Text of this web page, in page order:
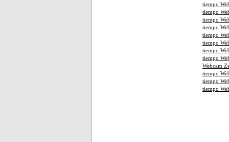
tiempo
tiempo
tiempo
tiempo
tiempo
tiempo
tiempo
tiempo
Webcam
tiempo
tiempo
tiempo